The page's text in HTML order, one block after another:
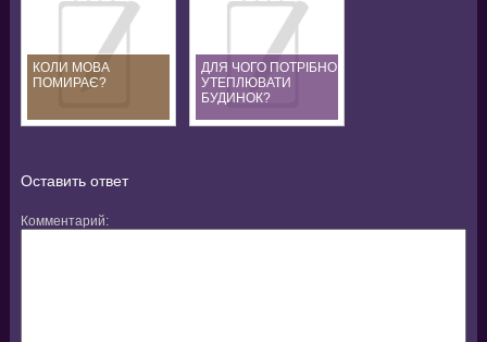
КОЛИ МОВА
ПОМИРАЄ?
ДЛЯ ЧОГО ПОТРІБНО
УТЕПЛЮВАТИ
БУДИНОК?
Оставить ответ
Комментарий